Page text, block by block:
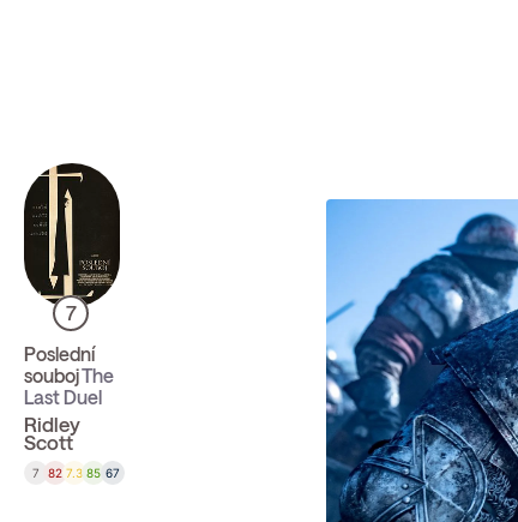
7
Poslední
soubojThe
Last Duel
Ridley
Scott
7 82 7.3 85 67